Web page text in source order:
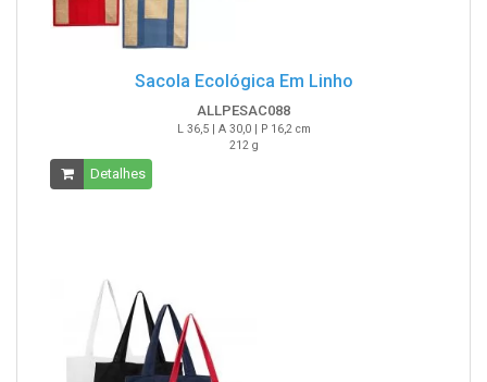
Sacola Ecológica Em Linho
ALLPESAC088
L 36,5 | A 30,0 | P 16,2 cm
212 g
Detalhes